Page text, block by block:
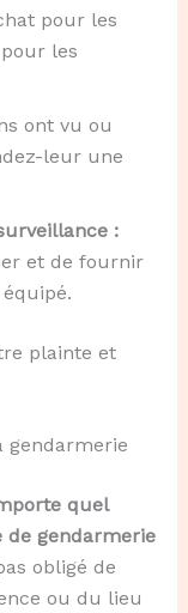
pour les
les
ont vu ou
leur une
:
et de fournir
plainte et
gendarmerie
quel
de gendarmerie
obligé de
ou du lieu